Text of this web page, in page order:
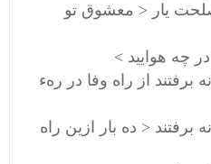
یار < معشوق تو
چه هوایید >
برفتند از راه وفا در رهء
برفتند < ده بار ازین راه